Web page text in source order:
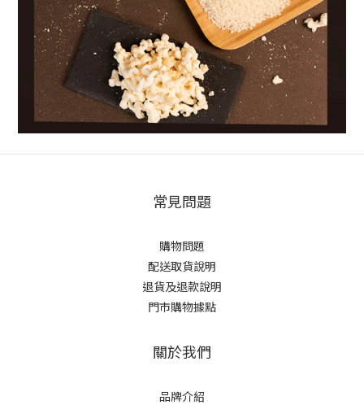
常見問題
購物問題
配送取貨說明
退貨及退款說明
門市購物據點
關於我們
品牌介紹